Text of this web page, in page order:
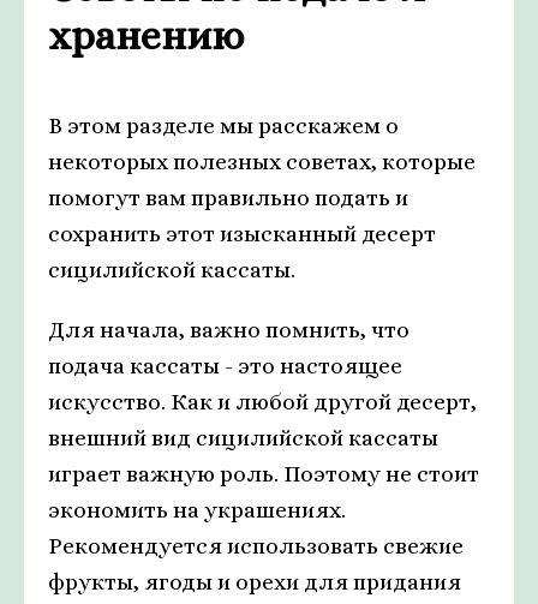
хранению
В этом разделе мы расскажем о
некоторых полезных советах, которые
помогут вам правильно подать и
сохранить этот изысканный десерт
сицилийской кассаты.
Для начала, важно помнить, что
подача кассаты - это настоящее
искусство. Как и любой другой десерт,
внешний вид сицилийской кассаты
играет важную роль. Поэтому не стоит
экономить на украшениях.
Рекомендуется использовать свежие
фрукты, ягоды и орехи для придания